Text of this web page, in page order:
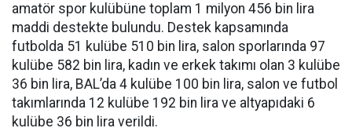
amatör spor kulübüne toplam 1 milyon 456 bin lira
maddi destekte bulundu. Destek kapsamında
futbolda 51 kulübe 510 bin lira, salon sporlarında 97
kulübe 582 bin lira, kadın ve erkek takımı olan 3 kulübe
36 bin lira, BAL’da 4 kulübe 100 bin lira, salon ve futbol
takımlarında 12 kulübe 192 bin lira ve altyapıdaki 6
kulübe 36 bin lira verildi.